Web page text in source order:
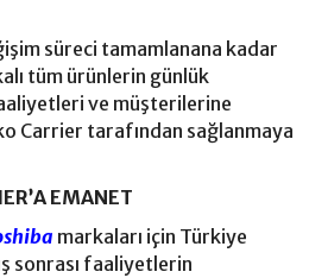
süreci tamamlanana kadar
tüm ürünlerin günlük
ve müşterilerine
Carrier tarafından sağlanmaya
EMANET
markaları için Türkiye
sonrası faaliyetlerin